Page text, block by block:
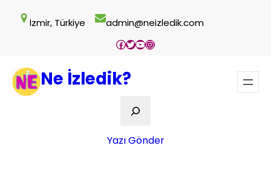
İzmir, Türkiye admin@neizledik.com
Facebook
Twitter
YouTube
Instagram
Ne İzledik?
Ara
Yazı Gönder